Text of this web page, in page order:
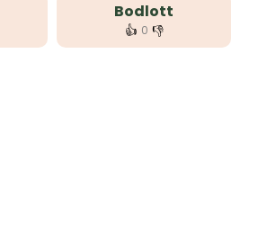
Bodlott
👍 0 👎